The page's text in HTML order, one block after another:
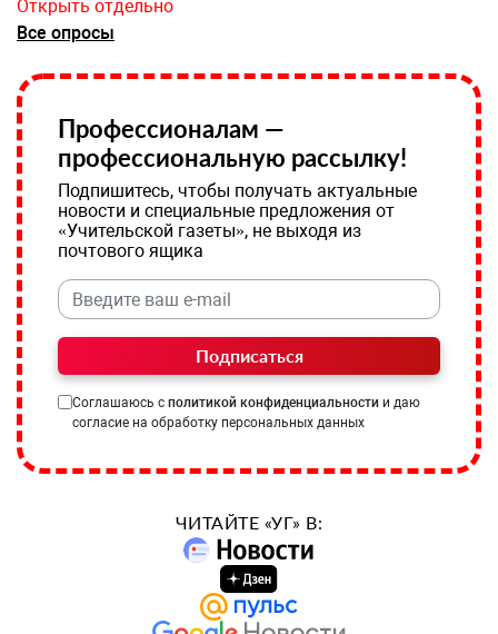
Открыть отдельно
Все опросы
Профессионалам —
профессиональную рассылку!
Подпишитесь, чтобы получать актуальные
новости и специальные предложения от
«Учительской газеты», не выходя из
почтового ящика
Подписаться
Соглашаюсь с политикой конфиденциальности и даю
согласие на обработку персональных данных
ЧИТАЙТЕ «УГ» В: